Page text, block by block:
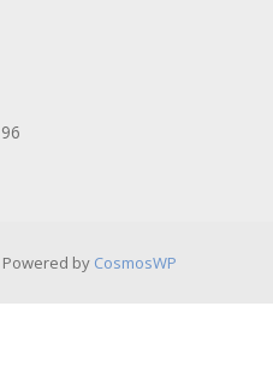
by CosmosWP